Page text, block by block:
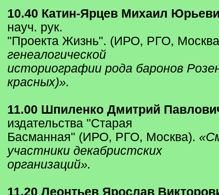
10.40 Катин-Ярцев Михаил
науч. рук.
"Проекта Жизнь". (ИРО, РГО,
генеалогической
историографии рода баронов
красных)».
11.00 Шпиленко Дмитрий
издательства "Старая
Басманная" (ИРО, РГО, Москва).
участники декабристских
организаций».
11.20 Леонтьев Ярослав